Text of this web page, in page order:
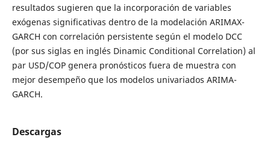
resultados sugieren que la incorporación de variables
exógenas significativas dentro de la modelación ARIMAX-
GARCH con correlación persistente según el modelo DCC
(por sus siglas en inglés Dinamic Conditional Correlation) al
par USD/COP genera pronósticos fuera de muestra con
mejor desempeño que los modelos univariados ARIMA-
GARCH.
Descargas